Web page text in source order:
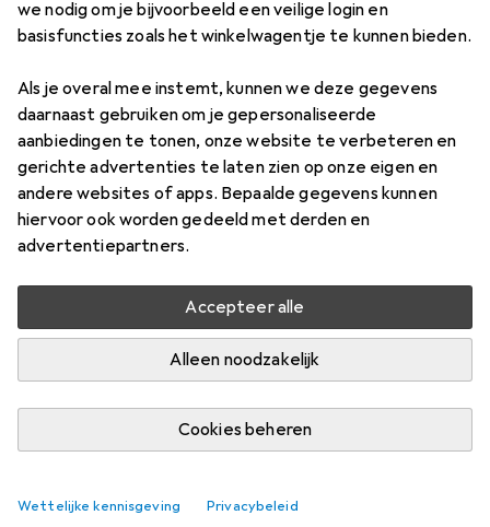
we nodig om je bijvoorbeeld een veilige login en
basisfuncties zoals het winkelwagentje te kunnen bieden.
Als je overal mee instemt, kunnen we deze gegevens
daarnaast gebruiken om je gepersonaliseerde
aanbiedingen te tonen, onze website te verbeteren en
gerichte advertenties te laten zien op onze eigen en
andere websites of apps. Bepaalde gegevens kunnen
hiervoor ook worden gedeeld met derden en
advertentiepartners.
Accepteer alle
Alleen noodzakelijk
Cookies beheren
Wettelijke kennisgeving Privacybeleid
Best verkochte Accessoires voor